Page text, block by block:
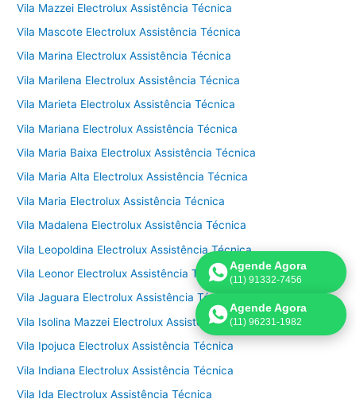
Vila Mazzei Electrolux Assistência Técnica
Vila Mascote Electrolux Assistência Técnica
Vila Marina Electrolux Assistência Técnica
Vila Marilena Electrolux Assistência Técnica
Vila Marieta Electrolux Assistência Técnica
Vila Mariana Electrolux Assistência Técnica
Vila Maria Baixa Electrolux Assistência Técnica
Vila Maria Alta Electrolux Assistência Técnica
Vila Maria Electrolux Assistência Técnica
Vila Madalena Electrolux Assistência Técnica
Vila Leopoldina Electrolux Assistência Técnica
Vila Leonor Electrolux Assistência Técnica
Vila Jaguara Electrolux Assistência Técnica
Vila Isolina Mazzei Electrolux Assistência Técnica
Vila Ipojuca Electrolux Assistência Técnica
Vila Indiana Electrolux Assistência Técnica
Vila Ida Electrolux Assistência Técnica
Agende Agora
(11) 91332-7456
Agende Agora
(11) 96231-1982